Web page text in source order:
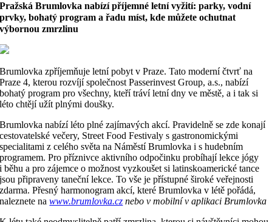
Pražská Brumlovka nabízí příjemné letní vyžití: parky, vodní
prvky, bohatý program a řadu míst, kde můžete ochutnat
výbornou zmrzlinu
Brumlovka zpříjemňuje letní pobyt v Praze. Tato moderní čtvrť na
Praze 4, kterou rozvíjí společnost Passerinvest Group, a.s., nabízí
bohatý program pro všechny, kteří tráví letní dny ve městě, a i tak si
léto chtějí užít plnými doušky.
Brumlovka nabízí léto plné zajímavých akcí. Pravidelně se zde konají
cestovatelské večery, Street Food Festivaly s gastronomickými
specialitami z celého světa na Náměstí Brumlovka i s hudebním
programem. Pro příznivce aktivního odpočinku probíhají lekce jógy
i běhu a pro zájemce o možnost vyzkoušet si latinskoamerické tance
jsou připraveny taneční lekce. To vše je přístupné široké veřejnosti
zdarma. Přesný harmonogram akcí, které Brumlovka v létě pořádá,
naleznete nawww.brumlovka.cz nebo v mobilní v aplikaci Brumlovka